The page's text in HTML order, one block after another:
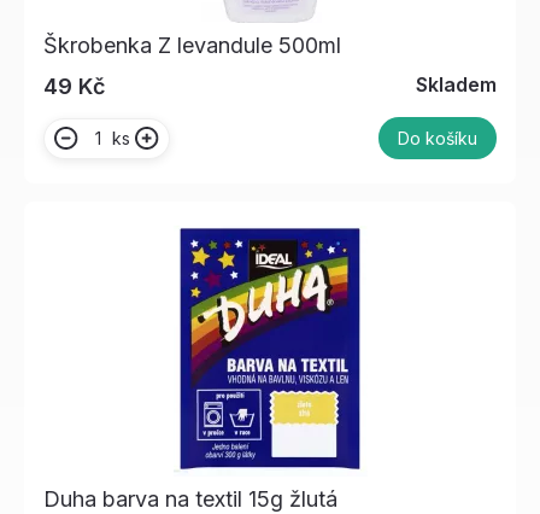
Škrobenka Z levandule 500ml
49 Kč
Skladem
ks Do košíku
Duha barva na textil 15g žlutá